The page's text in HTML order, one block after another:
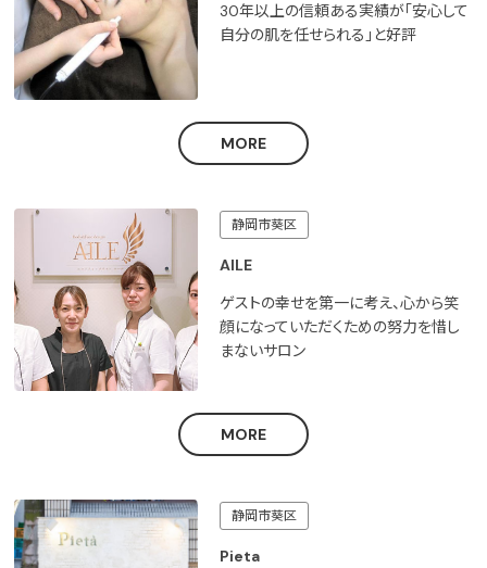
30年以上の信頼ある実績が「安心して
自分の肌を任せられる」と好評
MORE
静岡市葵区
AILE
ゲストの幸せを第一に考え、心から笑
顔になっていただくための努力を惜し
まないサロン
MORE
静岡市葵区
Pieta